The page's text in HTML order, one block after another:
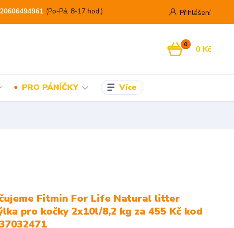
Přihlášení
(Po-Pá, 8-17 hod.)
0 0 Kč
PRO PÁNÍČKY Více
Fitmin For Life Natural litter
pro kočky 2x10l/8,2 kg za 455 Kč kod